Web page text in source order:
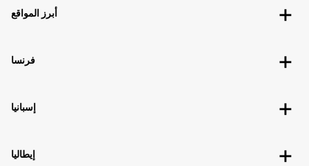
أبرز المواقع
فرنسا
إسبانيا
إيطاليا